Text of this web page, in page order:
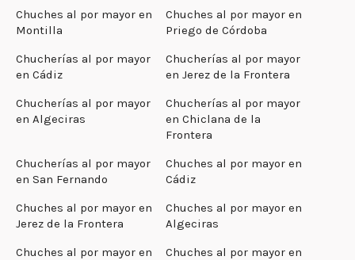
Chuches al por mayor en
Montilla
Chuches al por mayor en
Priego de Córdoba
Chucherías al por mayor
en Cádiz
Chucherías al por mayor
en Jerez de la Frontera
Chucherías al por mayor
en Algeciras
Chucherías al por mayor
en Chiclana de la
Frontera
Chucherías al por mayor
en San Fernando
Chuches al por mayor en
Cádiz
Chuches al por mayor en
Jerez de la Frontera
Chuches al por mayor en
Algeciras
Chuches al por mayor en
Chuches al por mayor en